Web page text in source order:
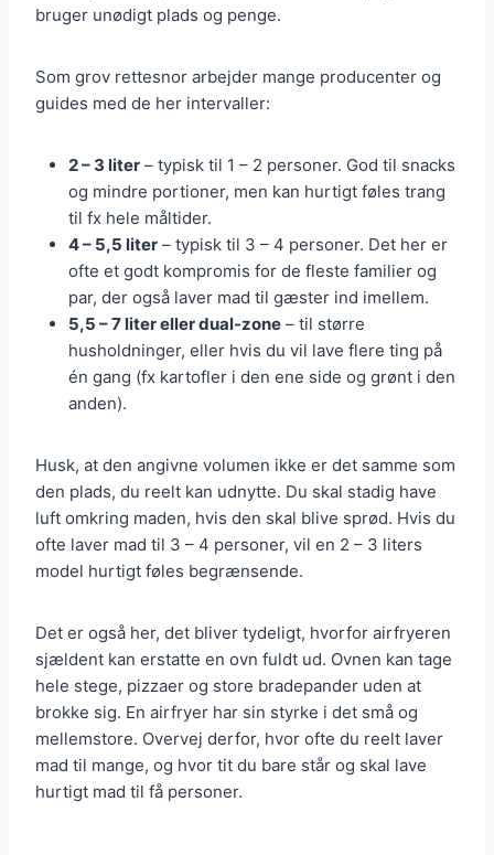
bruger unødigt plads og penge.
Som grov rettesnor arbejder mange producenter og
guides med de her intervaller:
2 – 3 liter – typisk til 1 – 2 personer. God til snacks
og mindre portioner, men kan hurtigt føles trang
til fx hele måltider.
4 – 5,5 liter – typisk til 3 – 4 personer. Det her er
ofte et godt kompromis for de fleste familier og
par, der også laver mad til gæster ind imellem.
5,5 – 7 liter eller dual-zone – til større
husholdninger, eller hvis du vil lave flere ting på
én gang (fx kartofler i den ene side og grønt i den
anden).
Husk, at den angivne volumen ikke er det samme som
den plads, du reelt kan udnytte. Du skal stadig have
luft omkring maden, hvis den skal blive sprød. Hvis du
ofte laver mad til 3 – 4 personer, vil en 2 – 3 liters
model hurtigt føles begrænsende.
Det er også her, det bliver tydeligt, hvorfor airfryeren
sjældent kan erstatte en ovn fuldt ud. Ovnen kan tage
hele stege, pizzaer og store bradepander uden at
brokke sig. En airfryer har sin styrke i det små og
mellemstore. Overvej derfor, hvor ofte du reelt laver
mad til mange, og hvor tit du bare står og skal lave
hurtigt mad til få personer.